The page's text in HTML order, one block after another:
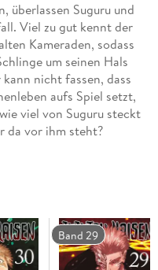
überlassen Suguru und
Viel zu gut kennt der
Kameraden, sodass
um seinen Hals
nicht fassen, dass
aufs Spiel setzt,
viel von Suguru steckt
da vor ihm steht?
Band 29